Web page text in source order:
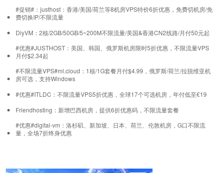
#促销#：justhost：香港/美国/荷兰等8机房VPS特价6折优惠，免费切机房/免
费切换IP/不限流量
DiyVM：2核/2GB/50GB/5~200M不限流量/美国&香港CN2线路/月付50元起
#优惠#JUSTHOST：美国、韩国、俄罗斯机房限时5折优惠，不限流量VPS
月付$2.34起
#不限流量VPS#ml.cloud：1核/1G套餐月付$4.99，俄罗斯/荷兰/拉脱维亚机
房可选，支持Windows
#优惠#ITLDC：不限流量VPS5折优惠，全球17个可选机房，年付低至€19
Friendhosting：新增巴西机房，提供6折优惠码，不限流量套餐
#优惠#digital-vm：洛杉矶、新加坡、日本、荷兰、伦敦机房，G口不限流
量，全场7折终身优惠